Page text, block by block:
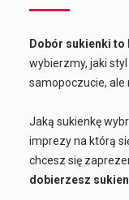
Dobór sukienki to
wybierzmy, jaki
samopoczucie, ale
Jaką sukienkę
imprezy na którą
chcesz się
dobierzesz